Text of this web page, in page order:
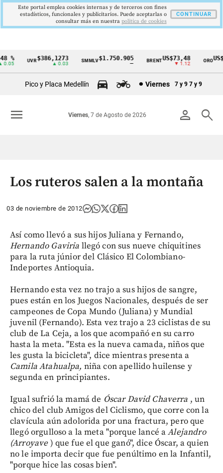
Cintillo
Colombia
% UVR$386,1273
▲ 0.03
SMMLV$1.750.905 BRENTUS$73,48
▼ 1.12
ORO
Pico y Placa Medellín Viernes 7 y 9 7 y 9
person search
Viernes, 7 de Agosto de 2026
menu
Los ruteros salen a la montaña
03 de noviembre de 2012
Así como llevó a sus hijos Juliana y Fernando,
Hernando Gaviria llegó con sus nueve chiquitines
para la ruta júnior del Clásico El Colombiano-
Indeportes Antioquia.
Hernando esta vez no trajo a sus hijos de sangre,
pues están en los Juegos Nacionales, después de ser
campeones de Copa Mundo (Juliana) y Mundial
juvenil (Fernando). Esta vez trajo a 23 ciclistas de su
club de La Ceja, a los que acompañó en su carro
hasta la meta. "Esta es la nueva camada, niños que
les gusta la bicicleta", dice mientras presenta a
Camila Atahualpa, niña con apellido huilense y
segunda en principiantes.
Igual sufrió la mamá de Óscar David Chaverra , un
chico del club Amigos del Ciclismo, que corre con la
clavícula aún adolorida por una fractura, pero que
llegó orgulloso a la meta "porque lancé aAlejandro
(Arroyave) que fue el que ganó", dice Óscar, a quien
no le importa decir que fue penúltimo en la Infantil,
"porque hice las cosas bien".
Este portal emplea cookies internas y de terceros con fines
estadísticos, funcionales y publicitarios. Puede aceptarlas o
consultar más en nuestra politica de cookies
CONTINUAR